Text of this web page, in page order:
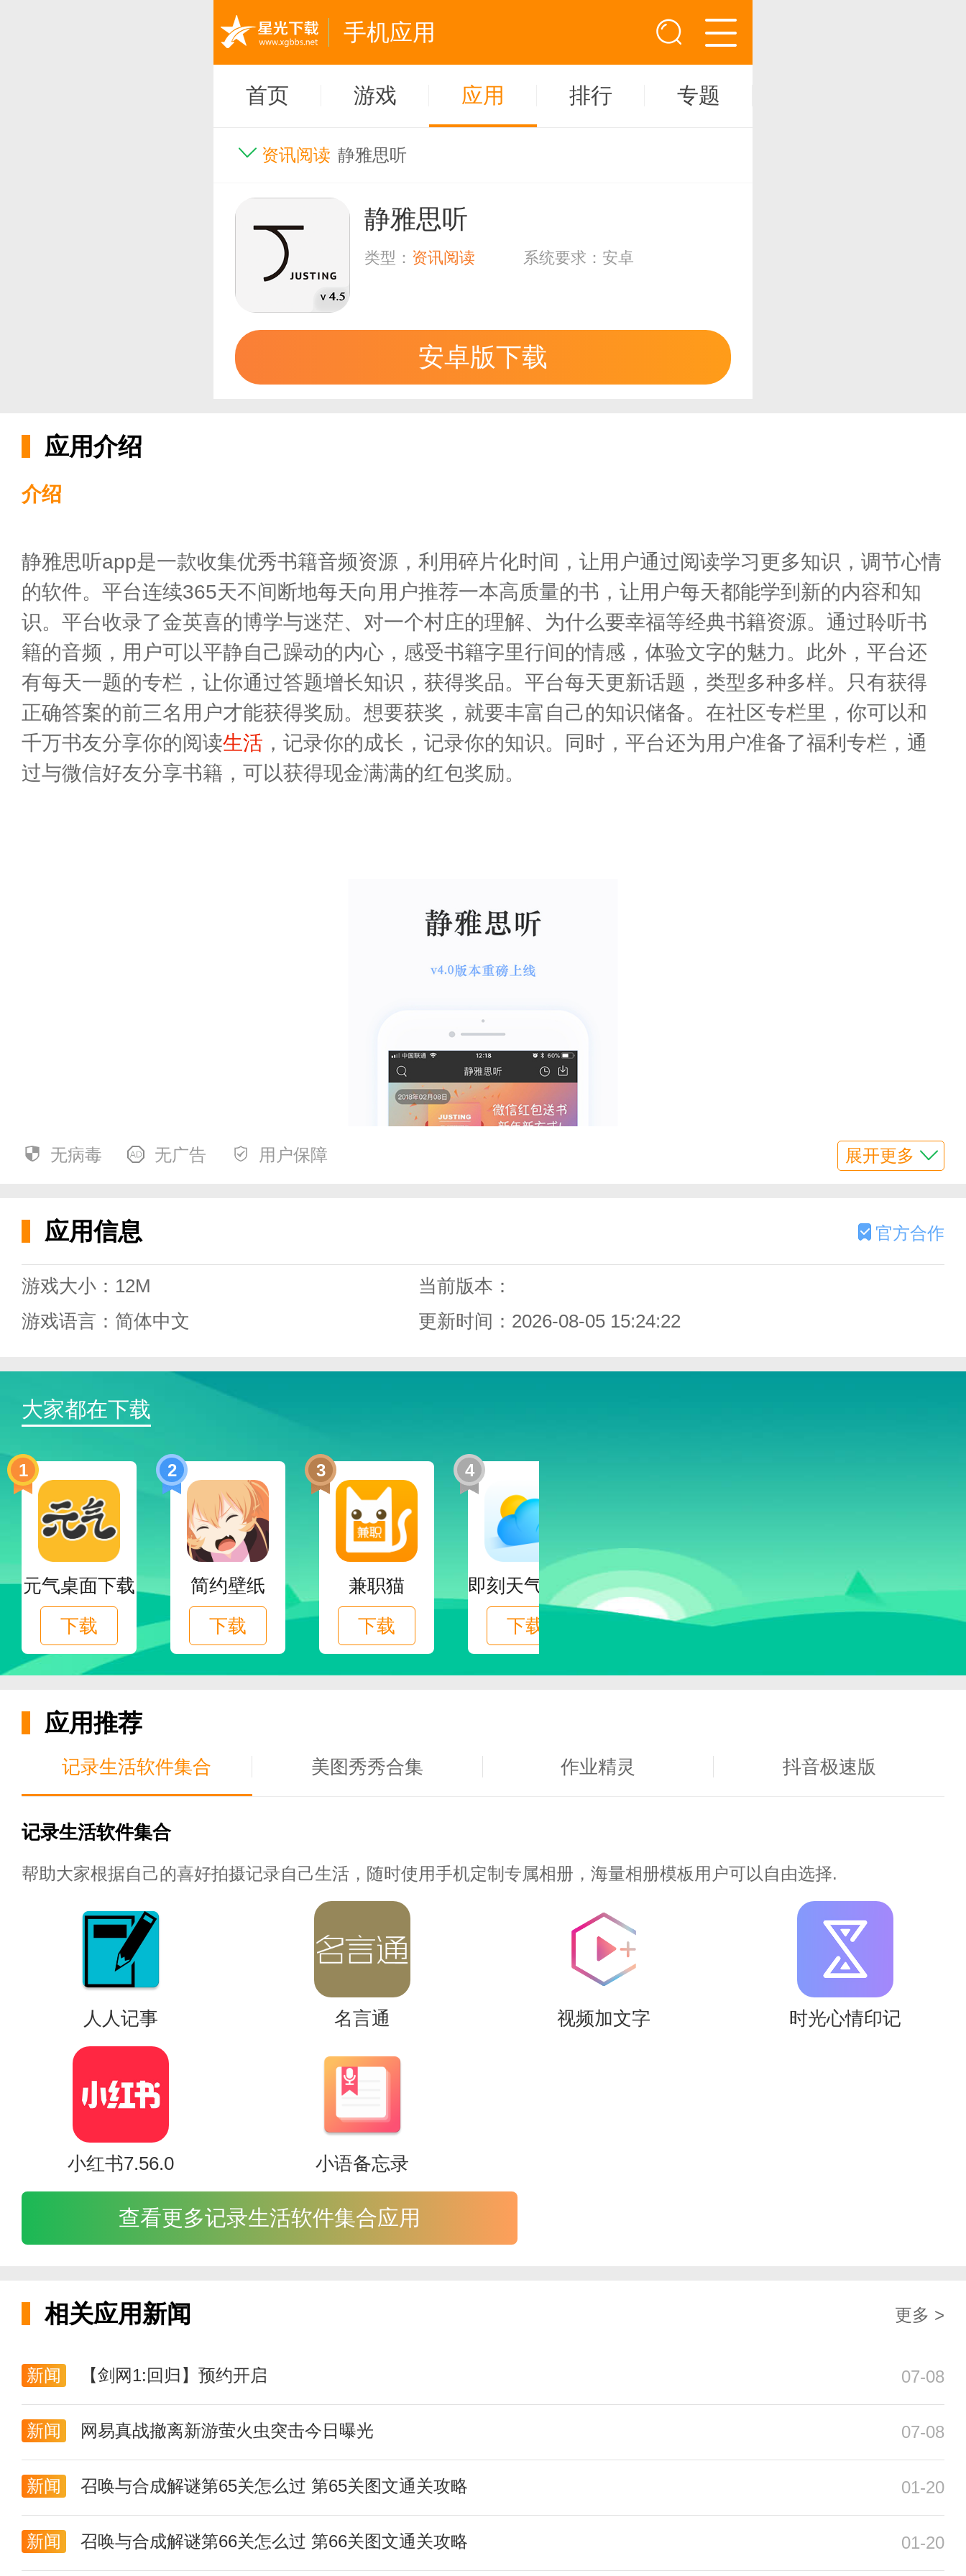
手机应用
首页 游戏 应用 排行 专题
资讯阅读 静雅思听
静雅思听
类型： 资讯阅读 系统要求：安卓
安卓版下载
应用介绍
介绍
静雅思听app是一款收集优秀书籍音频资源，利用碎片化时间，让用户通过阅读学习更多知识，调节心情
的软件。平台连续365天不间断地每天向用户推荐一本高质量的书，让用户每天都能学到新的内容和知
识。平台收录了金英喜的博学与迷茫、对一个村庄的理解、为什么要幸福等经典书籍资源。通过聆听书
籍的音频，用户可以平静自己躁动的内心，感受书籍字里行间的情感，体验文字的魅力。此外，平台还
有每天一题的专栏，让你通过答题增长知识，获得奖品。平台每天更新话题，类型多种多样。只有获得
正确答案的前三名用户才能获得奖励。想要获奖，就要丰富自己的知识储备。在社区专栏里，你可以和
千万书友分享你的阅读生活 ，记录你的成长，记录你的知识。同时，平台还为用户准备了福利专栏，通
过与微信好友分享书籍，可以获得现金满满的红包奖励。
静雅思听app的功能和特点；
1.收集大量书籍和音频，用动听的声音安抚用户躁动的心，调节自己的情绪。
2.利用碎片化时间让用户学到更多知识。
3.你可以在社区专栏分享你的阅读生活。
4.如果你和你的微信朋友分享你的书，你可以获得现金红包奖。
如何使用静雅思听app:
1.下载并安装此软件，在线收听新奇音频。
2.选择你最喜欢的书在网上听。
无病毒 无广告 用户保障 展开更多
应用信息 官方合作
游戏大小：12M
当前版本：
游戏语言：简体中文
更新时间：2026-08-05 15:24:22
大家都在下载
1
元气桌面下载
下载
2
简约壁纸
下载
3
兼职猫
下载
4
即刻天气App官网版
下载
下载
应用推荐
记录生活软件集合 美图秀秀合集 作业精灵 抖音极速版
记录生活软件集合
帮助大家根据自己的喜好拍摄记录自己生活，随时使用手机定制专属相册，海量相册模板用户可以自由选择.
人人记事 名言通 视频加文字 时光心情印记
小红书7.56.0 小语备忘录
查看更多记录生活软件集合应用
相关应用新闻 更多 >
新闻 【剑网1:回归】预约开启 07-08
新闻 网易真战撤离新游萤火虫突击今日曝光 07-08
新闻 召唤与合成解谜第65关怎么过 第65关图文通关攻略 01-20
新闻 召唤与合成解谜第66关怎么过 第66关图文通关攻略 01-20